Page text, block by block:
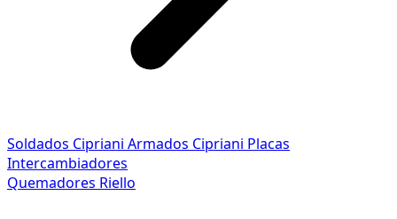
Soldados Cipriani Armados Cipriani Placas
Intercambiadores
Quemadores Riello